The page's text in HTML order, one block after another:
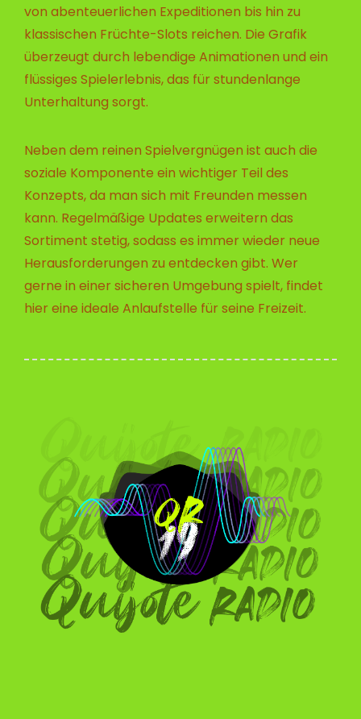
von abenteuerlichen Expeditionen bis hin zu
klassischen Früchte-Slots reichen. Die Grafik
überzeugt durch lebendige Animationen und ein
flüssiges Spielerlebnis, das für stundenlange
Unterhaltung sorgt.
Neben dem reinen Spielvergnügen ist auch die
soziale Komponente ein wichtiger Teil des
Konzepts, da man sich mit Freunden messen
kann. Regelmäßige Updates erweitern das
Sortiment stetig, sodass es immer wieder neue
Herausforderungen zu entdecken gibt. Wer
gerne in einer sicheren Umgebung spielt, findet
hier eine ideale Anlaufstelle für seine Freizeit.